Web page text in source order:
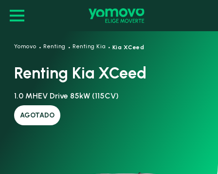
Yomovo · Renting · Renting Kia · Kia XCeed
Renting Kia XCeed
1.0 MHEV Drive 85kW (115CV)
AGOTADO